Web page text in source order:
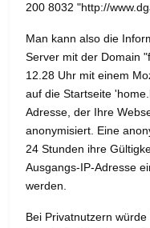
200 8032 "http://
Man kann also die
Server mit der Domain
12.28 Uhr mit einem
auf die Startseite
Adresse, der Ihre
anonymisiert. Eine
24 Stunden ihre
Ausgangs-IP-Adresse
werden.
Bei Privatnutzern